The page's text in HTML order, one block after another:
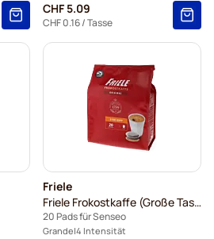
CHF 5.09
CHF 0.16/ Tasse
Friele
Friele Frokostkaffe (Große Tasse)
20 Pads für Senseo
Grande 4 Intensität